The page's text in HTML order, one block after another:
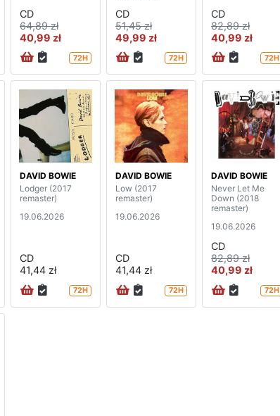
CD
64,89 zł
40,99 zł
72H
CD
51,45 zł
49,99 zł
72H
CD
82,89 zł
40,99 zł
72H
DAVID BOWIE
Lodger (2017
remaster)
19.06.2026
CD
41,44 zł
72H
DAVID BOWIE
Low (2017
remaster)
19.06.2026
CD
41,44 zł
72H
DAVID BOWIE
Never Let Me
Down (2018
remaster)
19.06.2026
CD
82,89 zł
40,99 zł
72H